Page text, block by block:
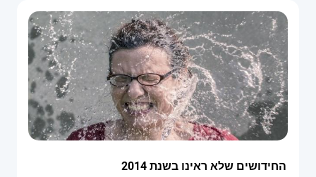
החידושים שלא ראינו בשנת 2014